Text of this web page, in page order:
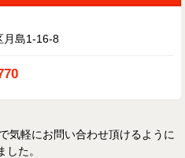
月島1-16-8
気軽にお問い合わせ頂けるように
した。